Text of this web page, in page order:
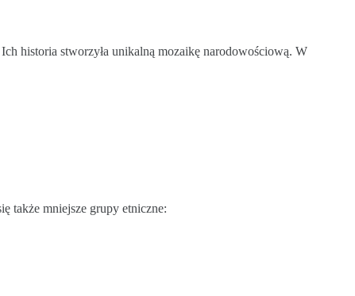
historia stworzyła unikalną mozaikę narodowościową. W
także mniejsze grupy etniczne: